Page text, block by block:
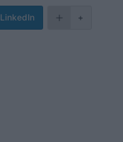
LinkedIn +